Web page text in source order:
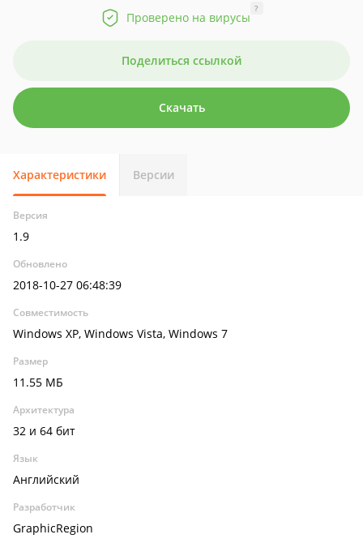
Проверено на вирусы
?
Поделиться ссылкой
Скачать
Характеристики Версии
Версия
1.9
Обновлено
2018-10-27 06:48:39
Совместимость
Windows XP, Windows Vista, Windows 7
Размер
11.55 МБ
Архитектура
32 и 64 бит
Язык
Английский
Разработчик
GraphicRegion